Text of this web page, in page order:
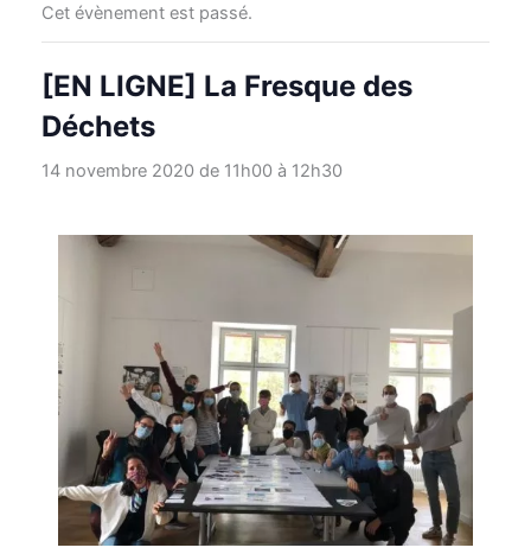
Cet évènement est passé.
[EN LIGNE] La Fresque des
Déchets
14 novembre 2020 de 11h00à 12h30